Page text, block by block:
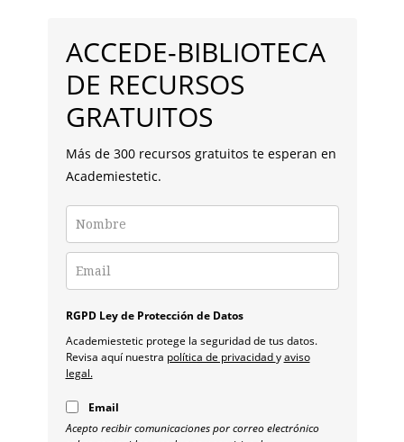
LATERAL
PRINCIPAL
ACCEDE-BIBLIOTECA
DE RECURSOS
GRATUITOS
Más de 300 recursos gratuitos te esperan en
Academiestetic.
RGPD Ley de Protección de Datos
Academiestetic protege la seguridad de tus datos.
Revisa aquí nuestra política de privacidadyaviso
legal.
Email
Acepto recibir comunicaciones por correo electrónico